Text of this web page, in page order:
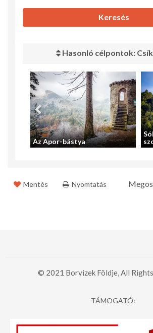
Keresés
Hasonló célpontok:
Az Apor-bástya
Mentés Nyomtatás
© 2021 Borvizek Földje, All
TÁMOGATÓ: